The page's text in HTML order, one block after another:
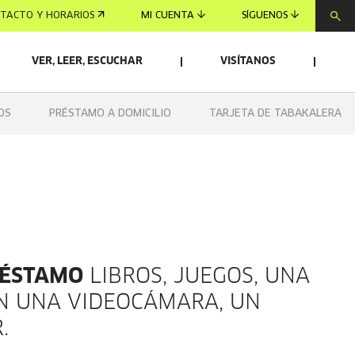
Y HORARIOS MI CUENTA SÍGUENOS
VER, LEER, ESCUCHAR VISÍTANOS
PRÉSTAMO A DOMICILIO TARJETA DE TABAKALERA
LIBROS, JUEGOS, UNA
UNA VIDEOCÁMARA, UN